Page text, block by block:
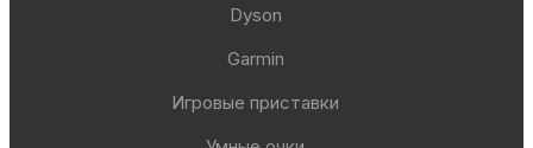
Dyson
Garmin
Игровые приставки